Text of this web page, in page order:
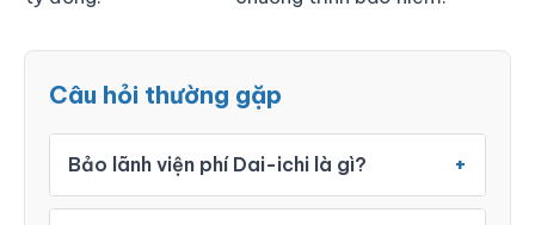
Câu hỏi thường gặp
Bảo lãnh viện phí Dai-ichi là gì?